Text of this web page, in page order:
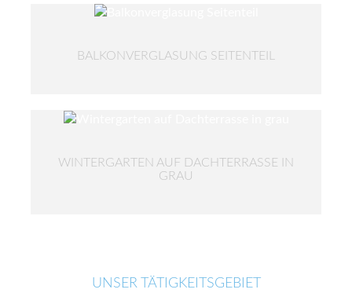
BALKONVERGLASUNG SEITENTEIL
WINTERGARTEN AUF DACHTERRASSE IN
GRAU
UNSER TÄTIGKEITSGEBIET